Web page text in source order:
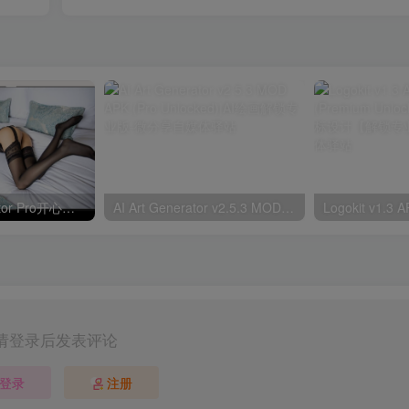
Polarr Photo Editor Pro开心版中文含Polarr泼辣修图手机版v6.9.10 MOD APK
登录后发表评论
登录 注册